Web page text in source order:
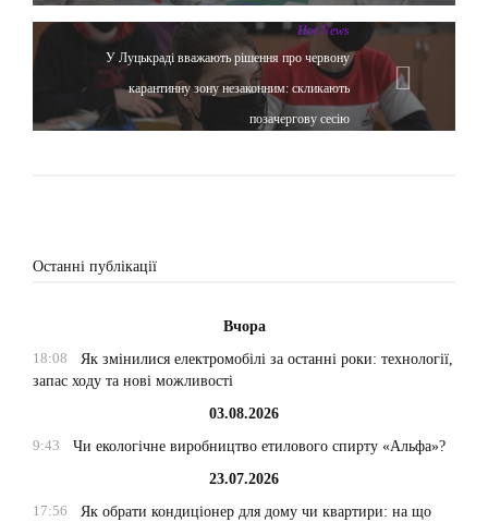
Hot News
У Луцькраді вважають рішення про червону
карантинну зону незаконним: скликають
позачергову сесію
Останні публікації
Вчора
18:08
Як змінилися електромобілі за останні роки: технології,
запас ходу та нові можливості
03.08.2026
9:43
Чи екологічне виробництво етилового спирту «Альфа»?
23.07.2026
17:56
Як обрати кондиціонер для дому чи квартири: на що